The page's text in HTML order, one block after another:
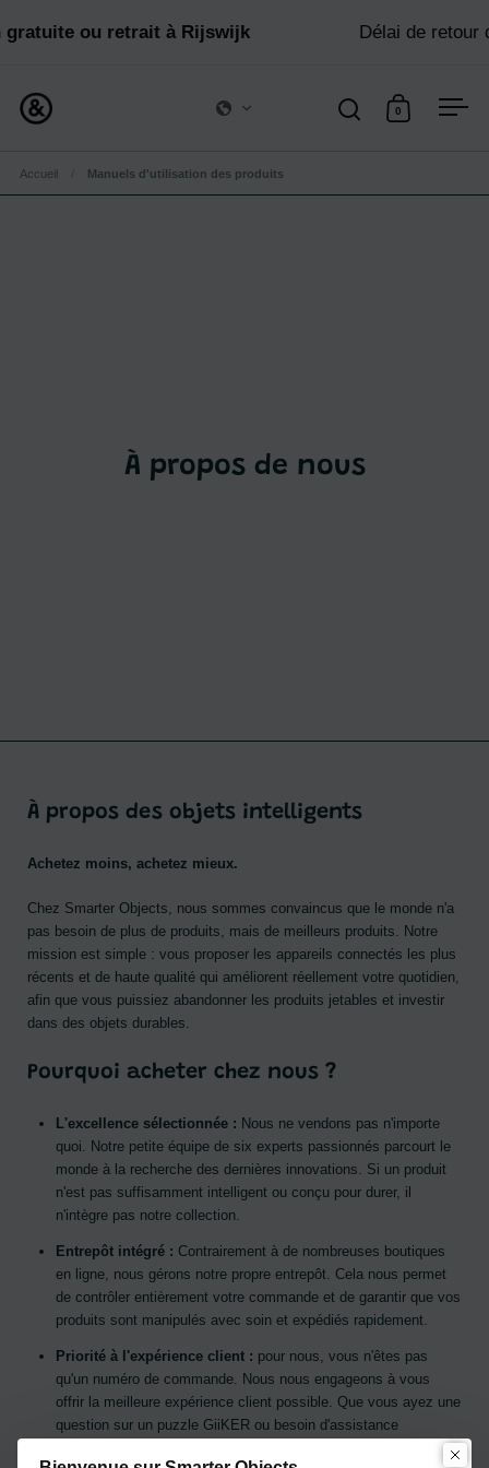
ou retrait à Rijswijk Délai de retour
Ouvrir la fenêtre
Ouvrir le
0
Accueil Manuels d'utilisation des produits
À propos de nous
À propos des objets intelligents
Achetez moins, achetez mieux.
Chez Smarter Objects, nous sommes convaincus que le monde n'a
pas besoin de plus de produits, mais de meilleurs produits. Notre
mission est simple : vous proposer les appareils connectés les plus
récents et de haute qualité qui améliorent réellement votre quotidien,
afin que vous puissiez abandonner les produits jetables et investir
dans des objets durables.
Pourquoi acheter chez nous ?
L'excellence sélectionnée : Nous ne vendons pas n'importe
quoi. Notre petite équipe de six experts passionnés parcourt le
monde à la recherche des dernières innovations. Si un produit
n'est pas suffisamment intelligent ou conçu pour durer, il
n'intègre pas notre collection.
Entrepôt intégré : Contrairement à de nombreuses boutiques
en ligne, nous gérons notre propre entrepôt. Cela nous permet
de contrôler entièrement votre commande et de garantir que vos
produits sont manipulés avec soin et expédiés rapidement.
Priorité à l'expérience client : pour nous, vous n'êtes pas
qu'un numéro de commande. Nous nous engageons à vous
offrir la meilleure expérience client possible. Que vous ayez une
question sur un puzzle GiiKER ou besoin d'assistance